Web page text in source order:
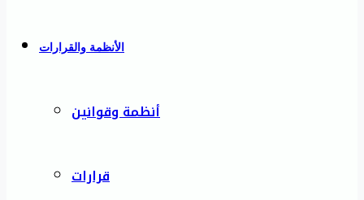
الأنظمة والقرارات
أنظمة وقوانين
قرارات